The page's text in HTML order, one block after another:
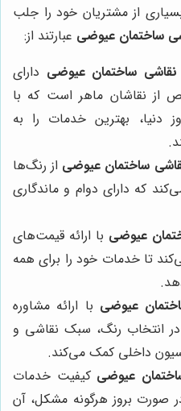
از مشتریان خود را جلب
ساختمان عیوضی عبارتند از:
نقاشی ساختمان عیوضی دارای
نقاشان ماهر است که با
دنیا، بهترین خدمات را به
ساختمان عیوضی از رنگ‌ها
که دارای دوام و ماندگاری
عیوضی با ارائه قیمت‌های
تا خدمات خود را برای همه
عیوضی با ارائه مشاوره
در انتخاب رنگ، سبک نقاشی و
داخلی کمک می‌کند.
عیوضی کیفیت خدمات
صورت بروز هرگونه مشکل، آن